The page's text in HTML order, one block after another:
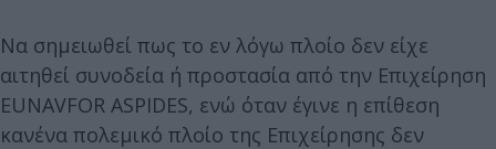
Να σημειωθεί πως το εν λόγω πλοίο δεν είχε
αιτηθεί συνοδεία ή προστασία από την Επιχείρηση
EUNAVFOR ASPIDES, ενώ όταν έγινε η επίθεση
κανένα πολεμικό πλοίο της Επιχείρησης δεν